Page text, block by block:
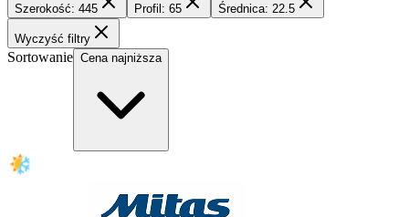
Szerokość: 445 Profil: 65 Średnica: 22.5
Wyczyść filtry
Sortowanie Cena najniższa